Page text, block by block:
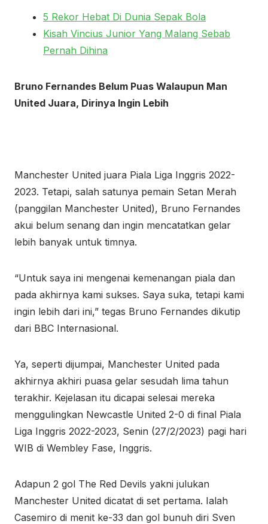
5 Rekor Hebat Di Dunia Sepak Bola
Kisah Vincius Junior Yang Malang Sebab
Pernah Dihina
Bruno Fernandes Belum Puas Walaupun Man
United Juara, Dirinya Ingin Lebih
Manchester United juara Piala Liga Inggris 2022-
2023. Tetapi, salah satunya pemain Setan Merah
(panggilan Manchester United), Bruno Fernandes
akui belum senang dan ingin mencatatkan gelar
lebih banyak untuk timnya.
“Untuk saya ini mengenai kemenangan piala dan
pada akhirnya kami sukses. Saya suka, tetapi kami
ingin lebih dari ini,” tegas Bruno Fernandes dikutip
dari BBC Internasional.
Ya, seperti dijumpai, Manchester United pada
akhirnya akhiri puasa gelar sesudah lima tahun
terakhir. Kejelasan itu dicapai selesai mereka
menggulingkan Newcastle United 2-0 di final Piala
Liga Inggris 2022-2023, Senin (27/2/2023) pagi hari
WIB di Wembley Fase, Inggris.
Adapun 2 gol The Red Devils yakni julukan
Manchester United dicatat di set pertama. Ialah
Casemiro di menit ke-33 dan gol bunuh diri Sven